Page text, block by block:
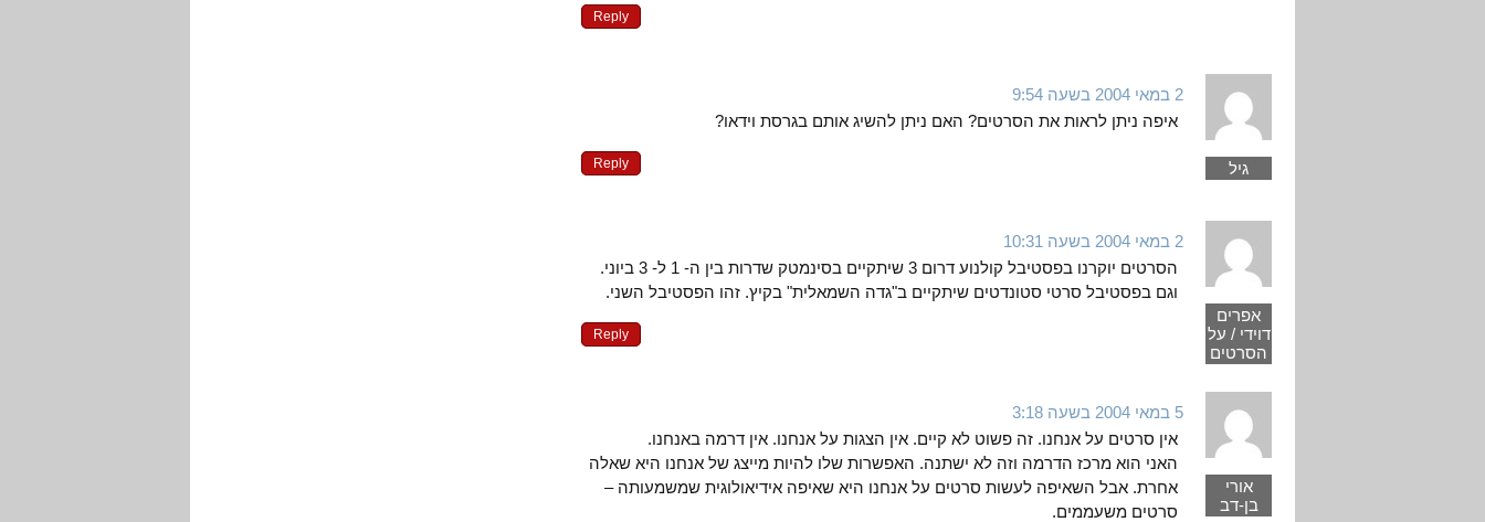
Reply
גיל
2 במאי 2004 בשעה 9:54
איפה ניתן לראות את הסרטים? האם ניתן להשיג אותם בגרסת וידאו?
Reply
אפרים
דוידי / על
הסרטים
2 במאי 2004 בשעה 10:31
הסרטים יוקרנו בפסטיבל קולנוע דרום 3 שיתקיים בסינמטק שדרות בין ה- 1 ל- 3 ביוני.
וגם בפסטיבל סרטי סטונדטים שיתקיים ב"גדה השמאלית" בקיץ. זהו הפסטיבל השני.
Reply
אורי
בן-דב
5 במאי 2004 בשעה 3:18
אין סרטים על אנחנו. זה פשוט לא קיים. אין הצגות על אנחנו. אין דרמה באנחנו.
האני הוא מרכז הדרמה וזה לא ישתנה. האפשרות שלו להיות מייצג של אנחנו היא שאלה
אחרת. אבל השאיפה לעשות סרטים על אנחנו היא שאיפה אידיאולוגית שמשמעותה –
סרטים משעממים.